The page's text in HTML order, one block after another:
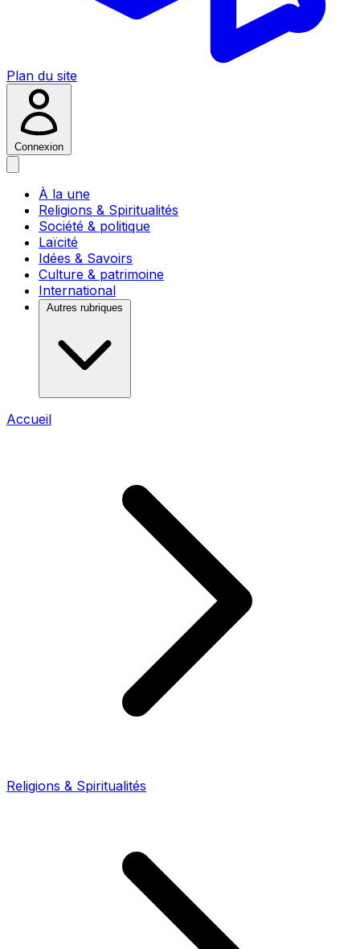
Plan du site
Connexion
À la une
Religions & Spiritualités
Société & politique
Laïcité
Idées & Savoirs
Culture & patrimoine
International
Autres rubriques
Accueil
Religions & Spiritualités